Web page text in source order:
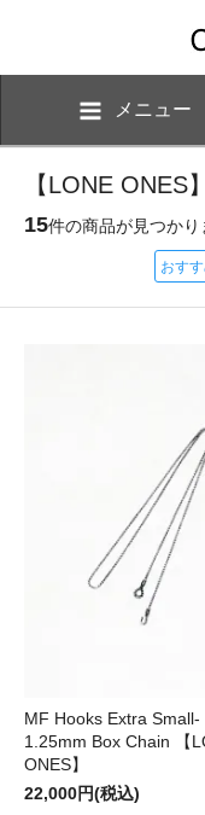
メニュー
【LONE ONES
15件の商品が見つかり
おす
MF Hooks Extra Small-
1.25mm Box Chain 【
ONES】
22,000円(税込)